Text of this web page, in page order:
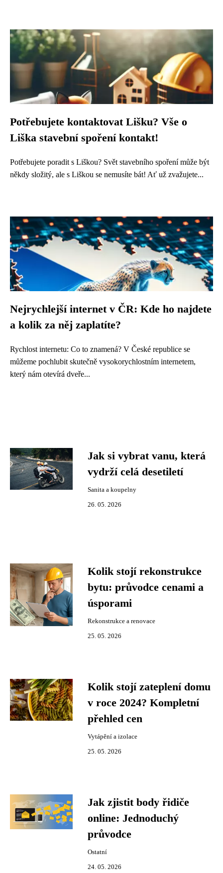
Potřebujete kontaktovat Lišku? Vše o
Liška stavební spoření kontakt!
Potřebujete poradit s Liškou? Svět stavebního spoření může být
někdy složitý, ale s Liškou se nemusíte bát! Ať už zvažujete...
Nejrychlejší internet v ČR: Kde ho najdete
a kolik za něj zaplatíte?
Rychlost internetu: Co to znamená? V České republice se
můžeme pochlubit skutečně vysokorychlostním internetem,
který nám otevírá dveře...
Jak si vybrat vanu, která
vydrží celá desetiletí
Sanita a koupelny
26. 05. 2026
Kolik stojí rekonstrukce
bytu: průvodce cenami a
úsporami
Rekonstrukce a renovace
25. 05. 2026
Kolik stojí zateplení domu
v roce 2024? Kompletní
přehled cen
Vytápění a izolace
25. 05. 2026
Jak zjistit body řidiče
online: Jednoduchý
průvodce
Ostatní
24. 05. 2026